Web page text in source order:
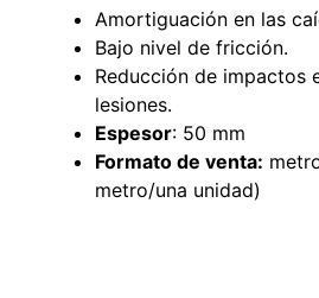
Amortiguación en las
Bajo nivel de fricción.
Reducción de impactos
lesiones.
Espesor: 50 mm
Formato de venta:
metro/una unidad)